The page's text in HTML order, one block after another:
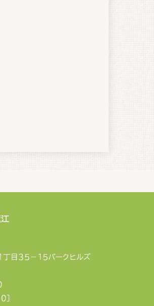
目３５－１５パークヒルズ